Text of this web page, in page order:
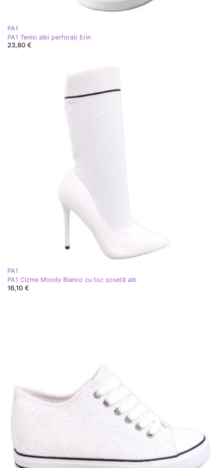
PA1
PA1 Tenisi albi perforați Erin
23,80 €
PA1
PA1 Cizme Moody Bianco cu toc șosetă alb
16,10 €